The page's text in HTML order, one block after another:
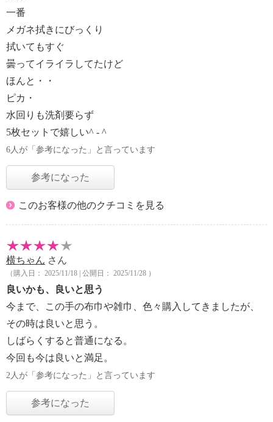
一番
メガネ拭きにびっくり
拭いてもすぐ
曇ってイライラしてたけど
ほんと・・
ピカ・
水回りも洗剤要らず
5枚セットで嬉しい^ - ^
6人が「参考になった」と言っています
参考になった
このお客様の他のクチコミを見る
横ちゃん さん
（購入日： 2025/11/18 | 公開日： 2025/11/28 ）
良いかも、良いと思う
今まで、この手の布巾や雑巾、色々購入してきましたが、
その時は良いと思う。
しばらくすると普通になる。
今回も今は良いと満足。
2人が「参考になった」と言っています
参考になった